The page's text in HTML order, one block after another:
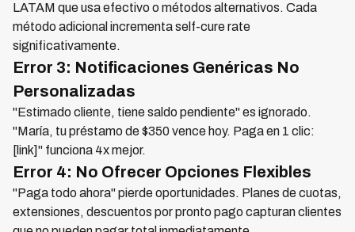
LATAM que usa efectivo o métodos alternativos. Cada
método adicional incrementa self-cure rate
significativamente.
Error 3: Notificaciones Genéricas No
Personalizadas
"Estimado cliente, tiene saldo pendiente" es ignorado.
"María, tu préstamo de $350 vence hoy. Paga en 1 clic:
[link]" funciona 4x mejor.
Error 4: No Ofrecer Opciones Flexibles
"Paga todo ahora" pierde oportunidades. Planes de cuotas,
extensiones, descuentos por pronto pago capturan clientes